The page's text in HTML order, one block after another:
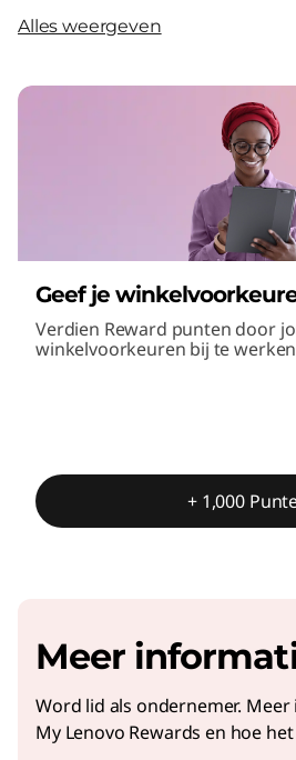
Alles weergeven
Geef je
Verdien Reward punten door
winkelvoorkeuren bij te
+ 1,000
Meer
Word lid als ondernemer.
My Lenovo Rewards en hoe